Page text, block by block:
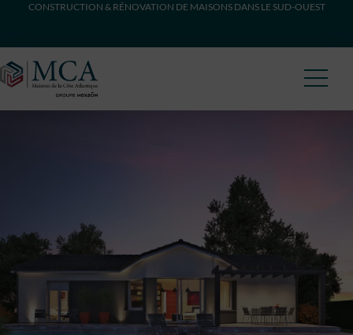
CONSTRUCTION & RÉNOVATION DE MAISONS DANS LE SUD-OUEST